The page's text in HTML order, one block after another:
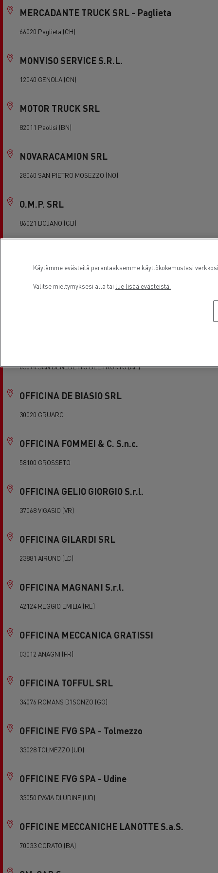
MERCADANTE TRUCK SRL - Paglieta
66020 Paglieta (CH)
MONVISO SERVICE S.R.L.
12040 GENOLA (CN)
MOTOR TRUCK SRL
82011 Paolisi (BN)
NOVARACAMION SRL
28060 SAN PIETRO MOSEZZO (NO)
O.M.P. SRL
86021 BOJANO (CB)
91025 MARSALA (TP)
63074 SAN BENEDETTO DEL TRONTO (AP)
OFFICINA DE BIASIO SRL
30020 GRUARO
OFFICINA FOMMEI & C. S.n.c.
58100 GROSSETO
OFFICINA GELIO GIORGIO S.r.l.
37068 VIGASIO (VR)
OFFICINA GILARDI SRL
23881 AIRUNO (LC)
OFFICINA MAGNANI S.r.l.
42124 REGGIO EMILIA (RE)
OFFICINA MECCANICA GRATISSI
03012 ANAGNI (FR)
OFFICINA TOFFUL SRL
34076 ROMANS D'ISONZO (GO)
OFFICINE FVG SPA - Tolmezzo
33028 TOLMEZZO (UD)
OFFICINE FVG SPA - Udine
33050 PAVIA DI UDINE (UD)
OFFICINE MECCANICHE LANOTTE S.a.S.
70033 CORATO (BA)
Käytämme evästeitä parantaaksemme käyttökokemustasi
Valitse mieltymyksesi alla tai lue lisää evästeistä.